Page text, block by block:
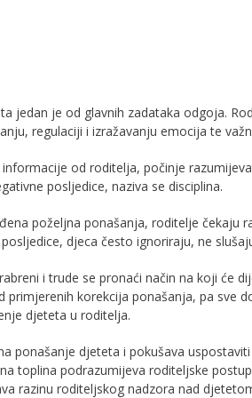
jedan je od glavnih zadataka odgoja.
regulaciji i izražavanju emocija te
od roditelja, počinje
posljedice, naziva se disciplina.
poželjna ponašanja, roditelje čekaju
djeca često ignoriraju, ne
i trude se pronaći način na koji će
primjerenih korekcija ponašanja, pa sve
djeteta u roditelja.
ponašanje djeteta i pokušava
toplina podrazumijeva roditeljske
razinu roditeljskog nadzora nad